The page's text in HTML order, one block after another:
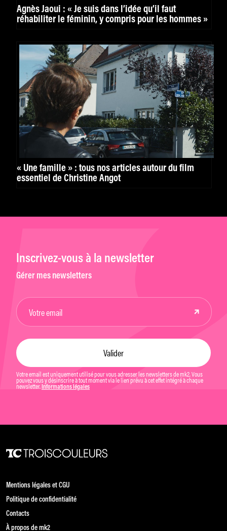
Agnès Jaoui : « Je suis dans l’idée qu’il faut
réhabiliter le féminin, y compris pour les hommes »
« Une famille » : tous nos articles autour du film
essentiel de Christine Angot
Inscrivez-vous à la newsletter
Gérer mes newsletters
Votre email est uniquement utilisé pour vous adresser les newsletters de mk2. Vous
pouvez vous y désinscrire à tout moment via le lien prévu à cet effet intégré à chaque
newsletter. Informations légales
Mentions légales et CGU
Politique de confidentialité
Contacts
À propos de mk2